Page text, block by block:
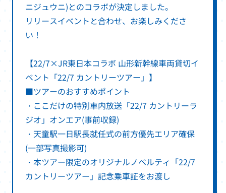
ニジュウニ)とのコラボが決定しました。
リリースイベントと合わせ、お楽しみくださ
い！
【22/7×JR東日本コラボ 山形新幹線車両貸切イ
ベント「22/7 カントリーツアー」】
■ツアーのおすすめポイント
・ここだけの特別車内放送「22/7 カントリーラ
ジオ」オンエア(事前収録)
・天童駅一日駅長就任式の前方優先エリア確保
(一部写真撮影可)
・本ツアー限定のオリジナルノベルティ「22/7
カントリーツアー」記念乗車証をお渡し